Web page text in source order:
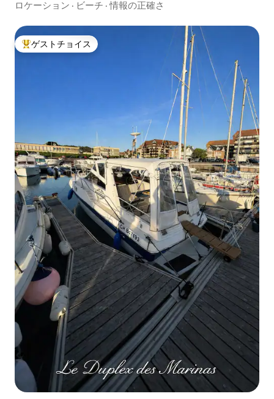
ロケーション · ビーチ ·情報の正確さ
大好評のゲストチョイスです。
ゲストチョイス